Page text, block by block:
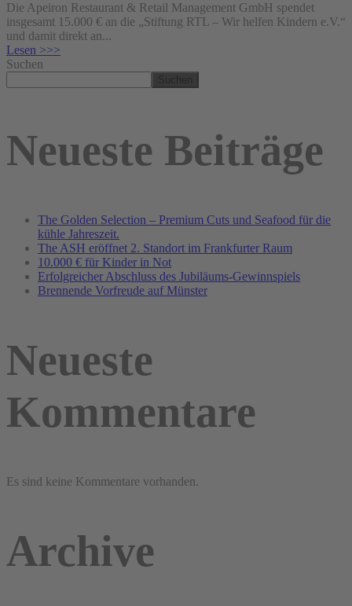
Die Apeiron Restaurant & Retail Management GmbH spendet
insgesamt 15.000 € an die „Stiftung RTL – Wir helfen Kindern e.V.“
und damit direkt an...
Lesen >>>
Suchen
Neueste Beiträge
The Golden Selection – Premium Cuts und Seafood für die
kühle Jahreszeit.
The ASH eröffnet 2. Standort im Frankfurter Raum
10.000 € für Kinder in Not
Erfolgreicher Abschluss des Jubiläums-Gewinnspiels
Brennende Vorfreude auf Münster
Neueste
Kommentare
Es sind keine Kommentare vorhanden.
Archive